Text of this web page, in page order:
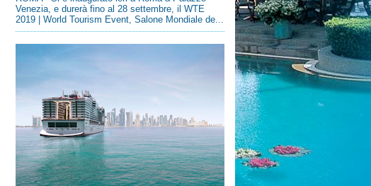
Venezia, e durerà fino al 28 settembre, il WTE
2019 | World Tourism Event, Salone Mondiale de...